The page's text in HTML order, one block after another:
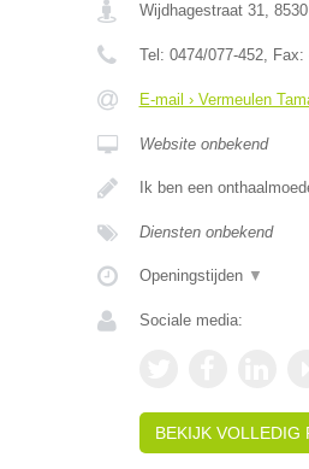
Wijdhagestraat 31, 8530
Tel: 0474/077-452, Fax:
E-mail › Vermeulen
Website onbekend
Ik ben een
Diensten onbekend
Openingstijden ▼
Sociale media:
BEKIJK VOLLEDIG